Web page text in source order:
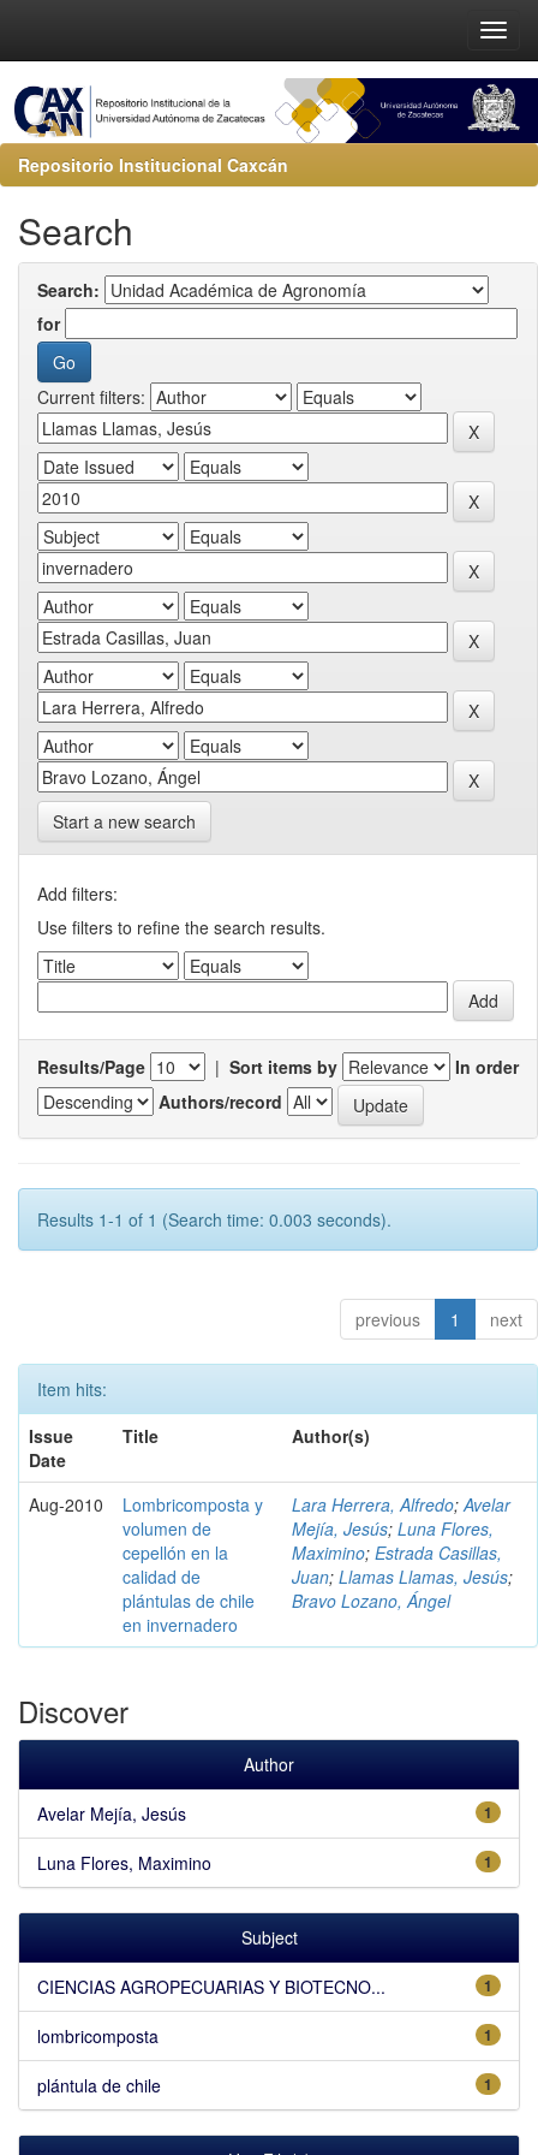
Repositorio Institucional Caxcán
Search
Search:
for
Current filters:
Start a new search
Add filters:
Use filters to refine the search results.
Results/Page | Sort items by
In order
Authors/record
Results 1-1 of 1 (Search time: 0.003 seconds).
previous 1 next
Item hits:
Issue
Date
Title Author(s)
Aug-2010
Lombricomposta y
volumen de
cepellón en la
calidad de
plántulas de chile
en invernadero
Lara Herrera, Alfredo; Avelar
Mejía, Jesús; Luna Flores,
Maximino; Estrada Casillas,
Juan; Llamas Llamas, Jesús;
Bravo Lozano, Ángel
Discover
Author
1
Avelar Mejía, Jesús
1
Luna Flores, Maximino
Subject
1
CIENCIAS AGROPECUARIAS Y BIOTECNO...
1
lombricomposta
1
plántula de chile